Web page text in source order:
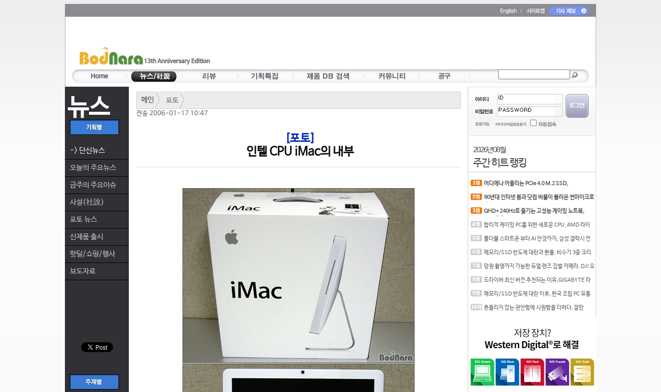
뉴스
-> 단신뉴스
오늘의 주요뉴스
금주의 주요이슈
사설(社說)
포토 뉴스
신제품 출시
핫딜/쇼핑/행사
보도자료
메인 포토
전송 2006-01-17 10:47
[포토]
인텔 CPU iMac의 내부 2026년 08월
주간 히트 랭킹
어디에나 어울리는 PCIe 4.0 M.2 SSD,
90년대 인터넷 붐과 닷컴 버블이 불러온 썬마이크로
QHD+ 240Hz로 즐기는 고성능 게이밍 노트북,
합리적 게이밍 PC를 위한 새로운 CPU, AMD 라이
폴더블 스마트폰 부터 AI 안경까지, 삼성 갤럭시 언
메모리/SSD 반도체 대란과 환율, 비수기 3중 크리
망원 촬영까지 가능한 듀얼 렌즈 짐벌 카메라, DJI 오
드라이버 최신 버전 추천되는 이유,GIGABYTE 라
메모리/SSD 반도체 대란 이후, 한국 조립 PC 유통
흔들리지 않는 편안함에 시원함을 더하다, 잘만